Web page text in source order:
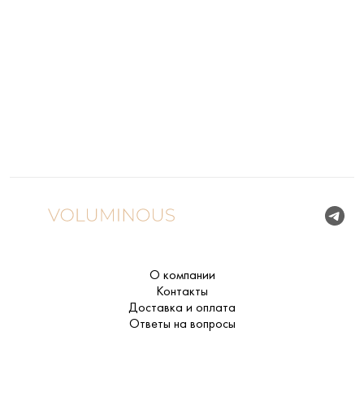
О компании
Контакты
Доставка и оплата
Ответы на вопросы